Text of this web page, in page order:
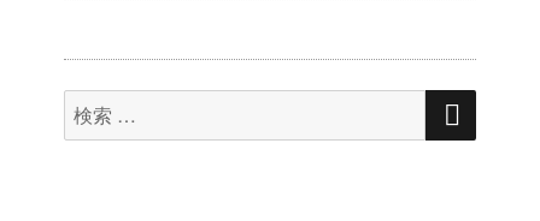
検
検